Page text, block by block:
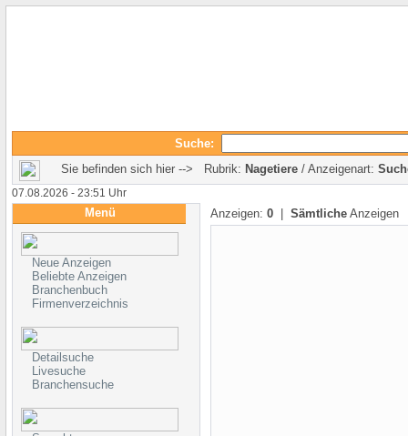
Suche:
Sie befinden sich hier --> Rubrik: Nagetiere / Anzeigenart:
07.08.2026 - 23:51 Uhr
Menü
Neue Anzeigen
Beliebte Anzeigen
Branchenbuch
Firmenverzeichnis
Detailsuche
Livesuche
Branchensuche
Anzeigen: 0 Sämtliche Anzeigen